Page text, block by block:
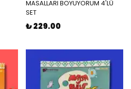
MASALLARI BOYUYORUM 4'LÜ
SET
₺ 229.00